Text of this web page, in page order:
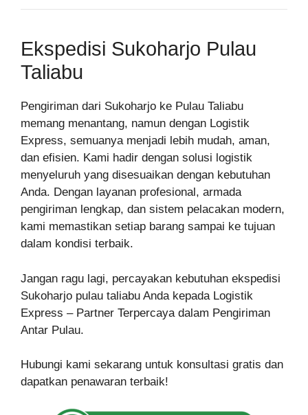
Ekspedisi Sukoharjo Pulau
Taliabu
Pengiriman dari Sukoharjo ke Pulau Taliabu
memang menantang, namun dengan Logistik
Express, semuanya menjadi lebih mudah, aman,
dan efisien. Kami hadir dengan solusi logistik
menyeluruh yang disesuaikan dengan kebutuhan
Anda. Dengan layanan profesional, armada
pengiriman lengkap, dan sistem pelacakan modern,
kami memastikan setiap barang sampai ke tujuan
dalam kondisi terbaik.
Jangan ragu lagi, percayakan kebutuhan ekspedisi
Sukoharjo pulau taliabu Anda kepada Logistik
Express – Partner Terpercaya dalam Pengiriman
Antar Pulau.
Hubungi kami sekarang untuk konsultasi gratis dan
dapatkan penawaran terbaik!